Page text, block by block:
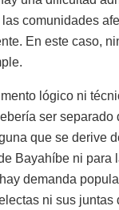
comunidades
En este caso,
lógico ni
ser separado
que se derive
Bayahíbe ni para
demanda
ni sus juntas